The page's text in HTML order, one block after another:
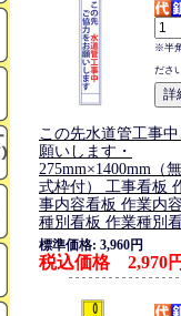
※半
ださ
この先水道管工事
願いします・
275mm×1400mm（
式枠付） 工事看板
事内容看板 作業内
種別看板 作業種別
標準価格: 3,960円
税込価格 2,970